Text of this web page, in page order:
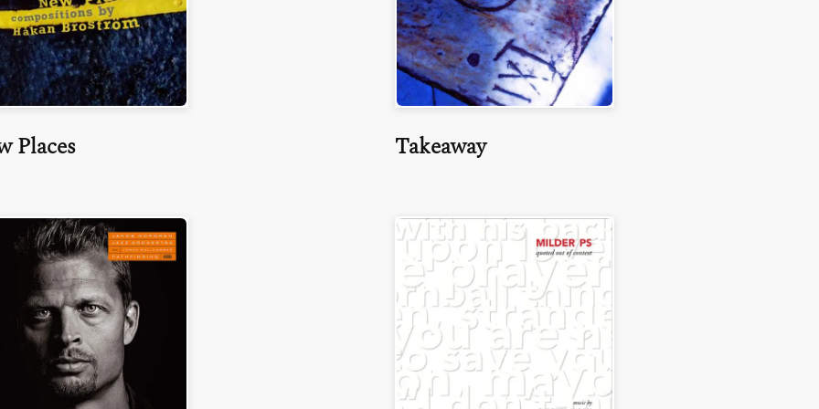
Places Takeaway